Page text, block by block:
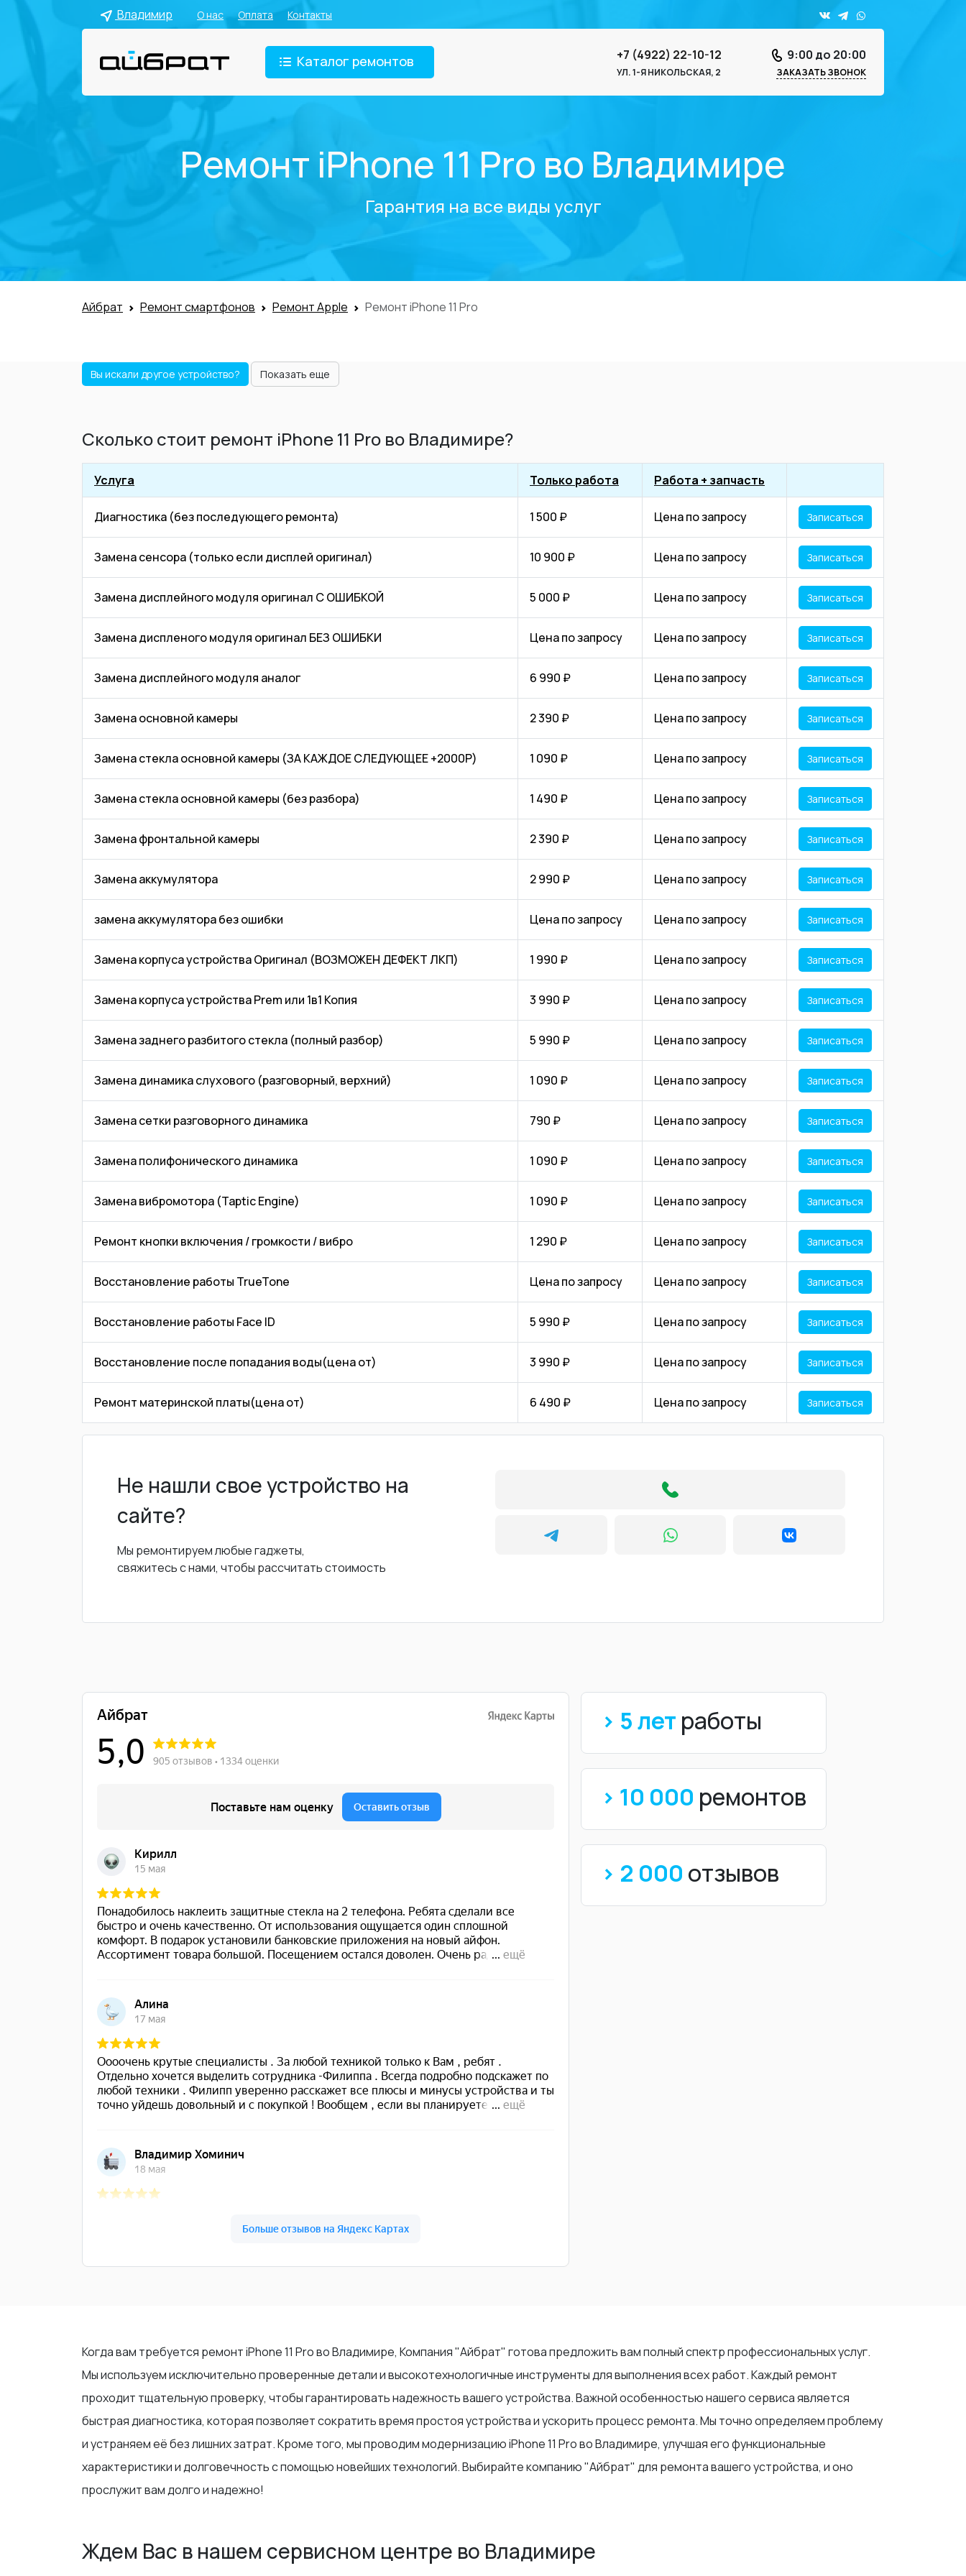
Владимир О нас Оплата Контакты
Каталог ремонтов +7 (4922) 22-10-12
УЛ. 1-Я НИКОЛЬСКАЯ, 2
9:00 до 20:00
ЗАКАЗАТЬ ЗВОНОК
Ремонт iPhone 11 Pro во Владимире
Гарантия на все виды услуг
Айбрат Ремонт смартфонов Ремонт Apple Ремонт iPhone 11 Pro
Вы искали другое устройство? Показать еще
Сколько стоит ремонт iPhone 11 Pro во Владимире?
Услуга Только работа Работа + запчасть
Диагностика (без последующего ремонта) 1 500 ₽ Цена по запросу Записаться
Замена сенсора (только если дисплей оригинал) 10 900 ₽ Цена по запросу Записаться
Замена дисплейного модуля оригинал С ОШИБКОЙ 5 000 ₽ Цена по запросу Записаться
Замена диспленого модуля оригинал БЕЗ ОШИБКИ Цена по запросу Цена по запросу Записаться
Замена дисплейного модуля аналог 6 990 ₽ Цена по запросу Записаться
Замена основной камеры 2 390 ₽ Цена по запросу Записаться
Замена стекла основной камеры (ЗА КАЖДОЕ СЛЕДУЮЩЕЕ +2000Р) 1 090 ₽ Цена по запросу Записаться
Замена стекла основной камеры (без разбора) 1 490 ₽ Цена по запросу Записаться
Замена фронтальной камеры 2 390 ₽ Цена по запросу Записаться
Замена аккумулятора 2 990 ₽ Цена по запросу Записаться
замена аккумулятора без ошибки Цена по запросу Цена по запросу Записаться
Замена корпуса устройства Оригинал (ВОЗМОЖЕН ДЕФЕКТ ЛКП) 1 990 ₽ Цена по запросу Записаться
Замена корпуса устройства Prem или 1в1 Копия 3 990 ₽ Цена по запросу Записаться
Замена заднего разбитого стекла (полный разбор) 5 990 ₽ Цена по запросу Записаться
Замена динамика слухового (разговорный, верхний) 1 090 ₽ Цена по запросу Записаться
Замена сетки разговорного динамика 790 ₽ Цена по запросу Записаться
Замена полифонического динамика 1 090 ₽ Цена по запросу Записаться
Замена вибромотора (Taptic Engine) 1 090 ₽ Цена по запросу Записаться
Ремонт кнопки включения / громкости / вибро 1 290 ₽ Цена по запросу Записаться
Восстановление работы TrueTone Цена по запросу Цена по запросу Записаться
Восстановление работы Face ID 5 990 ₽ Цена по запросу Записаться
Восстановление после попадания воды(цена от) 3 990 ₽ Цена по запросу Записаться
Ремонт материнской платы(цена от) 6 490 ₽ Цена по запросу Записаться
Не нашли свое устройство на
сайте?
Мы ремонтируем любые гаджеты,
свяжитесь с нами, чтобы рассчитать стоимость
> 5 лет работы
> 10 000 ремонтов
> 2 000 отзывов
Когда вам требуется ремонт iPhone 11 Pro во Владимире, Компания "Айбрат" готова предложить вам полный спектр профессиональных услуг.
Мы используем исключительно проверенные детали и высокотехнологичные инструменты для выполнения всех работ. Каждый ремонт
проходит тщательную проверку, чтобы гарантировать надежность вашего устройства. Важной особенностью нашего сервиса является
быстрая диагностика, которая позволяет сократить время простоя устройства и ускорить процесс ремонта. Мы точно определяем проблему
и устраняем её без лишних затрат. Кроме того, мы проводим модернизацию iPhone 11 Pro во Владимире, улучшая его функциональные
характеристики и долговечность с помощью новейших технологий. Выбирайте компанию "Айбрат" для ремонта вашего устройства, и оно
прослужит вам долго и надежно!
Ждем Вас в нашем сервисном центре во Владимире